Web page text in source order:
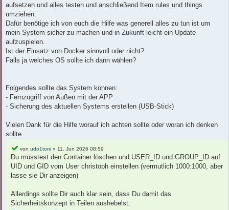
aufsetzen und alles testen und anschließend Item rules und things
umziehen.
Dafür benötige ich von euch die Hilfe was generell alles zu tun ist um
mein System sicher zu machen und in Zukunft leicht ein Update
aufzuspielen.
Ist der Einsatz von Docker sinnvoll oder nicht?
Falls ja welches OS sollte ich dann wählen?
Folgendes sollte das System können:
- Fernzugriff von Außen mit der APP
- Sicherung des aktuellen Systems erstellen (USB-Stick)
Vielen Dank für die Hilfe worauf ich achten sollte oder woran ich denken
sollte
von udo1toni » 11. Jun 2026 08:59
Du müsstest den Container löschen und USER_ID und GROUP_ID auf
UID und GID vom User christoph einstellen (vermutlich 1000:1000, aber
lasse sie Dir anzeigen)
Allerdings sollte Dir auch klar sein, dass Du damit das
Sicherheitskonzept in Teilen aushebelst.